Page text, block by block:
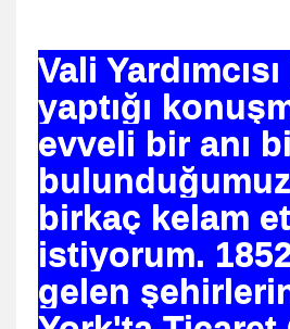
Vali
yaptığı
evveli bir anı
birkaç kelam
istiyorum.
gelen
Bin Wahad